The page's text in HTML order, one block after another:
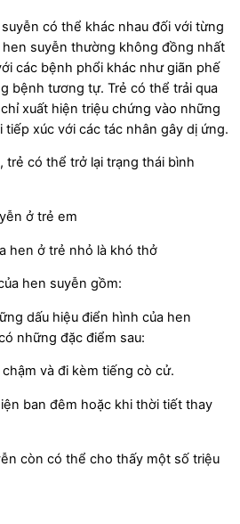
có thể khác nhau đối với từng
hen suyễn thường không đồng nhất
các bệnh phổi khác như giãn phế
bệnh tương tự. Trẻ có thể trải qua
xuất hiện triệu chứng vào những
xúc với các tác nhân gây dị ứng.
trẻ có thể trở lại trạng thái bình
ở trẻ em
hen ở trẻ nhỏ là khó thở
hen suyễn gồm:
dấu hiệu điển hình của hen
những đặc điểm sau:
và đi kèm tiếng cò cử.
ban đêm hoặc khi thời tiết thay
còn có thể cho thấy một số triệu